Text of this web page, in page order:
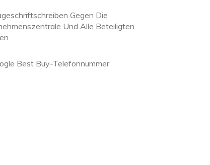
Gegen Die
Und Alle Beteiligten
Best Buy-Telefonnummer